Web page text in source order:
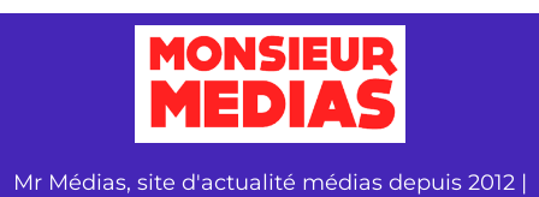
Mr Médias, site d'actualité médias depuis 2012 |